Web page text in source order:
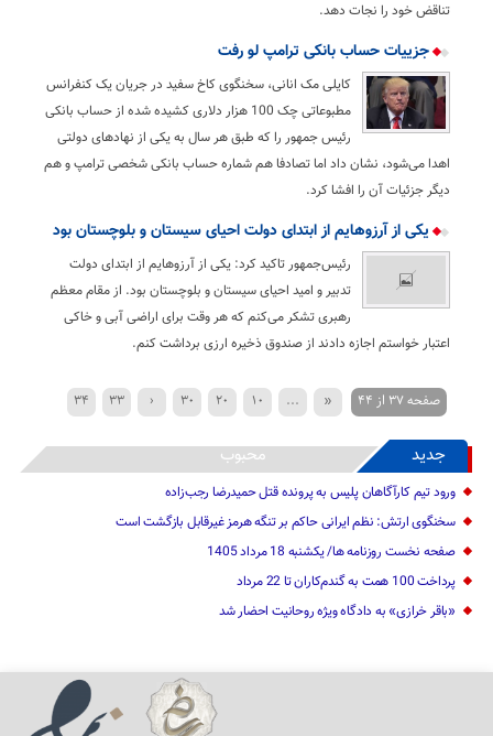
تناقض خود را نجات دهد.
جزییات حساب بانکی ترامپ لو رفت
کایلی مک انانی، سخنگوی کاخ سفید در جریان یک کنفرانس
مطبوعاتی چک 100 هزار دلاری کشیده شده از حساب بانکی
رئیس جمهور را که طبق هر سال به یکی از نهادهای دولتی
اهدا می‌شود، نشان داد اما تصادفا هم شماره حساب بانکی شخصی ترامپ و هم
دیگر جزئیات آن را افشا کرد.
یکی از آرزوهایم از ابتدای دولت احیای سیستان و بلوچستان بود
رئیس‌جمهور تاکید کرد: یکی از آرزوهایم از ابتدای دولت
تدبیر و امید احیای سیستان و بلوچستان بود. از مقام معظم
رهبری تشکر می‌کنم که هر وقت برای اراضی آبی و خاکی
اعتبار خواستم اجازه دادند از صندوق ذخیره ارزی برداشت کنم.
صفحه 37 از 44 «
...
10
20
30
‹
33
34
35
36
37
38
39
40
41
42
›
...
»
جدید محبوب
ورود تیم کارآگاهان پلیس به پرونده قتل حمیدرضا رجب‌زاده
سخنگوی ارتش: نظم ایرانی حاکم بر تنگه هرمز غیرقابل بازگشت است
صفحه نخست روزنامه ها/ یکشنبه 18 مرداد 1405
پرداخت 100 همت به گندم‌کاران تا 22 مرداد
«باقر خرازی» به دادگاه ویژه روحانیت احضار شد